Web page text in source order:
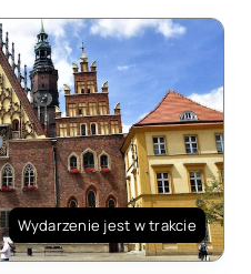
Wydarzenie jest w trakcie